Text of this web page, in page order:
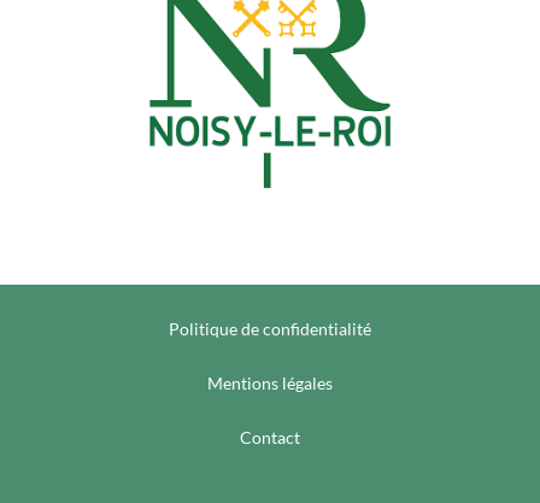
Politique de confidentialité
Mentions légales
Contact